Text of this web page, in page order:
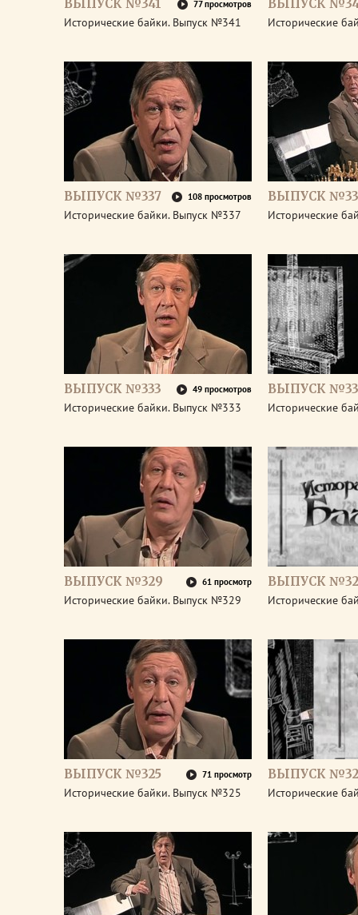
ВЫПУСК №341 77 просмотров
Исторические байки. Выпуск №341
ВЫПУСК
Исторические
ВЫПУСК №337 108 просмотров
Исторические байки. Выпуск №337
ВЫПУСК
Исторические
ВЫПУСК №333 49 просмотров
Исторические байки. Выпуск №333
ВЫПУСК
Исторические
ВЫПУСК №329 61 просмотр
Исторические байки. Выпуск №329
ВЫПУСК
Исторические
ВЫПУСК №325 71 просмотр
Исторические байки. Выпуск №325
ВЫПУСК
Исторические